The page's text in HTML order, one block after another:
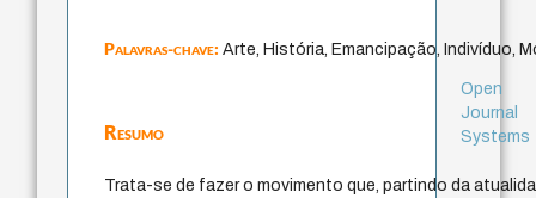
Palavras-chave:Arte, História, Emancipação, Indivíduo,
Resumo
Trata-se de fazer o movimento que, partindo da
Open
Journal
Systems